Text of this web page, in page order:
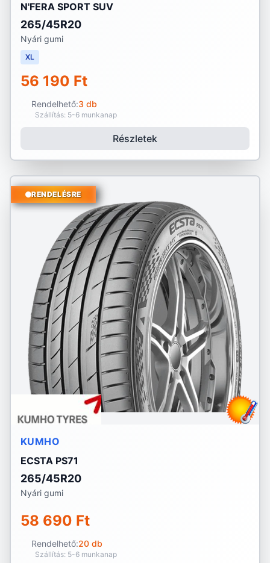
N'FERA SPORT SUV
265/45R20
Nyári gumi
XL
56 190 Ft
Rendelhető:3 db
Szállítás: 5-6 munkanap
Részletek
RENDELÉSRE
KUMHO
ECSTA PS71
265/45R20
Nyári gumi
58 690 Ft
Rendelhető:20 db
Szállítás: 5-6 munkanap